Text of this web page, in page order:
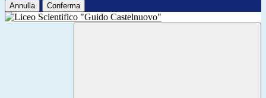
Annulla Conferma